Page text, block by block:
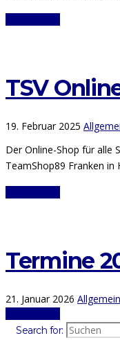
TSV
19. Februar 2025
Der Online-Shop für alle
TeamShop89 Franken in
Termine
21. Januar 2026
Search for: